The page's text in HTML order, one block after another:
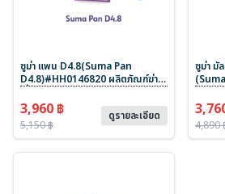
ซูม่า แพน D4.8(Suma Pan
D4.8)#HH0146820 ผลิตภัณฑ์ฆ่า
และ อุปกรณ์ต่าง ขนาด 26 g
3,960 ฿
5,150 ฿
ดูรายละเอียด
ซูม่า มั
สะอา
ทั่วไปใ
4,890